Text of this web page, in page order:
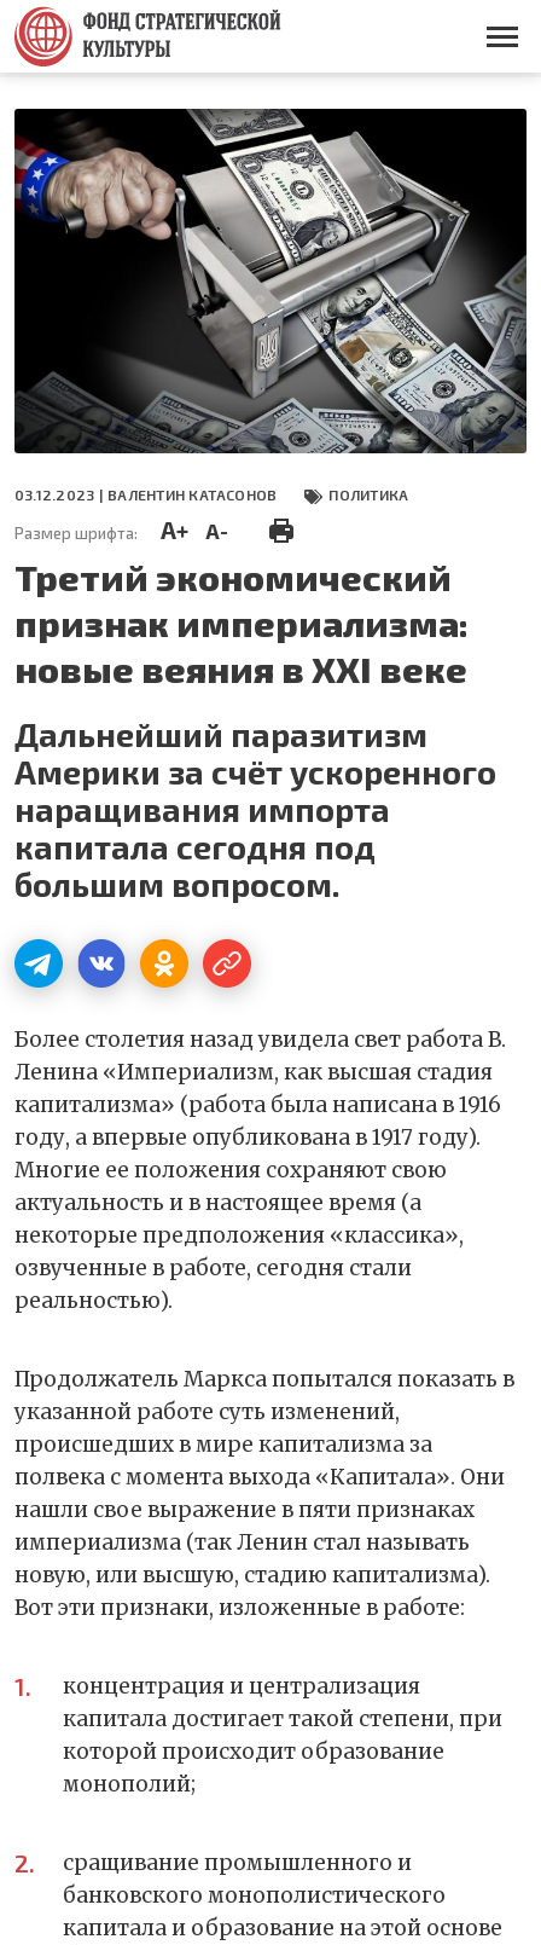
Перейти
основному
содержанию
Основная
03.12.2023 | ВАЛЕНТИН КАТАСОНОВ ПОЛИТИКА
Размер шрифта: A+ A-
Третий экономический
признак империализма:
новые веяния в XXI веке
Дальнейший паразитизм
Америки за счёт ускоренного
наращивания импорта
капитала сегодня под
большим вопросом.
Более столетия назад увидела свет работа В.
Ленина «Империализм, как высшая стадия
капитализма» (работа была написана в 1916
году, а впервые опубликована в 1917 году).
Многие ее положения сохраняют свою
актуальность и в настоящее время (а
некоторые предположения «классика»,
озвученные в работе, сегодня стали
реальностью).
Продолжатель Маркса попытался показать в
указанной работе суть изменений,
происшедших в мире капитализма за
полвека с момента выхода «Капитала». Они
нашли свое выражение в пяти признаках
империализма (так Ленин стал называть
новую, или высшую, стадию капитализма).
Вот эти признаки, изложенные в работе:
концентрация и централизация
капитала достигает такой степени, при
которой происходит образование
монополий;
сращивание промышленного и
банковского монополистического
капитала и образование на этой основе